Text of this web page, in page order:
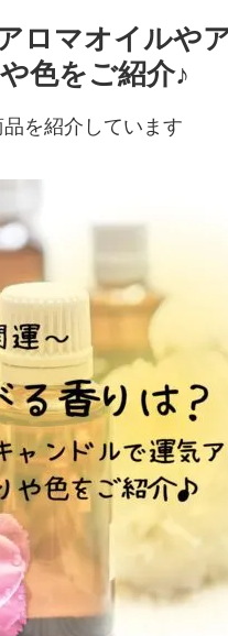
ロマオイルや
色をご紹介♪
を紹介しています